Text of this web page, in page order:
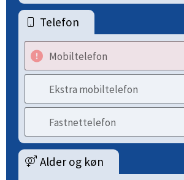
Telefon
Mobiltelefon
Ekstra mobiltelefon
Fastnettelefon
Alder og køn